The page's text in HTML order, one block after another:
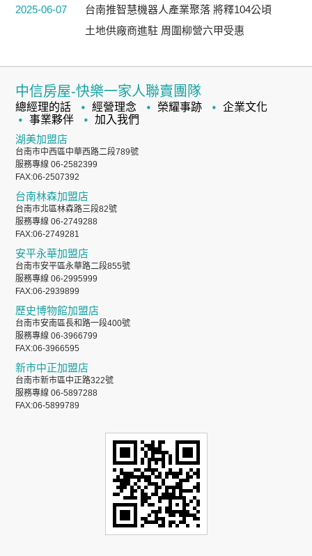
2025-06-07
台南推智慧機器人產業聚落 將釋104公頃
土地供廠商進駐 周圍柳營六甲受惠
中信房屋-快樂一家人聯賣團隊
總經理的話 經營理念 榮耀事跡
企業文化
事業夥伴
加入我們
湖美加盟店
台南市中西區中華西路二段789號
服務專線 06-2582399
FAX:06-2507392
台南林森加盟店
台南市北區林森路三段82號
服務專線 06-2749288
FAX:06-2749281
安平永華加盟店
台南市安平區永華路二段855號
服務專線 06-2995999
FAX:06-2939899
歷史博物館加盟店
台南市安南區長和路一段400號
服務專線 06-3966799
FAX:06-3966595
新市中正加盟店
台南市新市區中正路322號
服務專線 06-5897288
FAX:06-5899789